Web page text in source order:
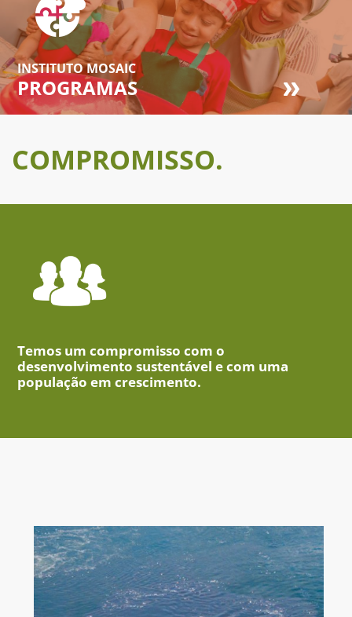
INSTITUTO MOSAIC
PROGRAMAS
COMPROMISSO.
Temos um compromisso com o
desenvolvimento sustentável e com uma
população em crescimento.